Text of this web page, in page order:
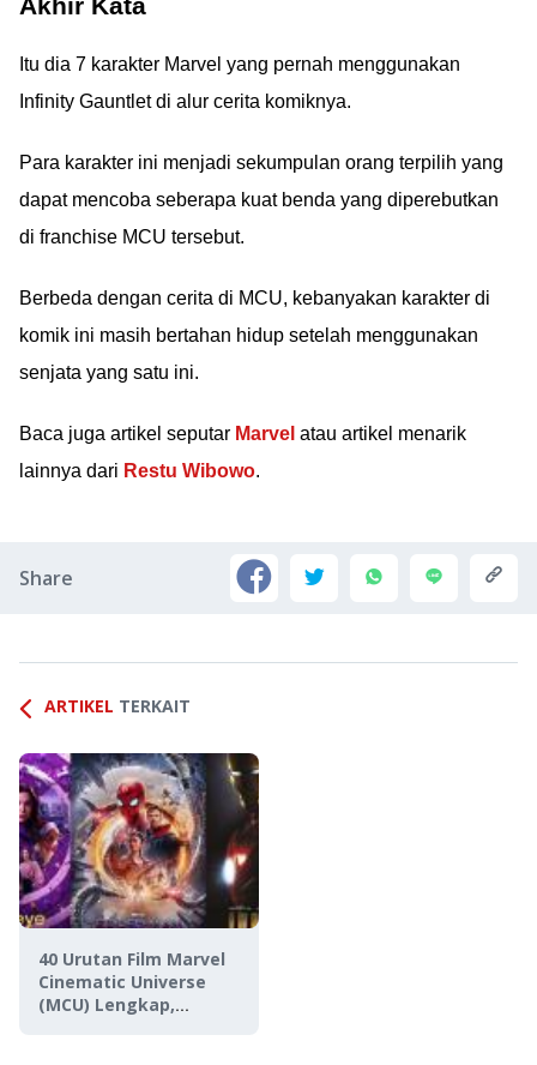
Itu dia 7 karakter Marvel yang pernah menggunakan
Infinity Gauntlet di alur cerita komiknya.
Para karakter ini menjadi sekumpulan orang terpilih yang
dapat mencoba seberapa kuat benda yang diperebutkan
di franchise MCU tersebut.
Berbeda dengan cerita di MCU, kebanyakan karakter di
komik ini masih bertahan hidup setelah menggunakan
senjata yang satu ini.
Baca juga artikel seputar Marvel atau artikel menarik
lainnya dari Restu Wibowo.
Share
ARTIKEL TERKAIT
40 Urutan Film Marvel
Cinematic Universe
(MCU) Lengkap,